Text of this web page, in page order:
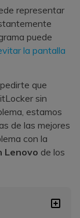
representar
puede
la pantalla
que
sin
estamos
de las mejores
con la
Lenovo de los